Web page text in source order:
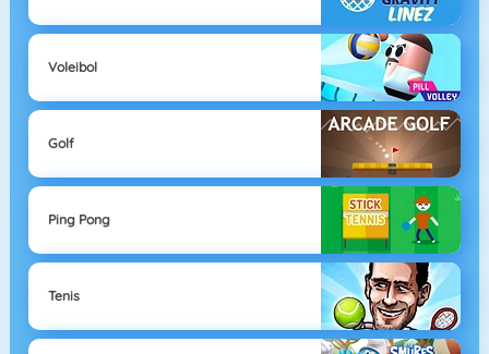
Voleibol
Golf
Ping Pong
Tenis